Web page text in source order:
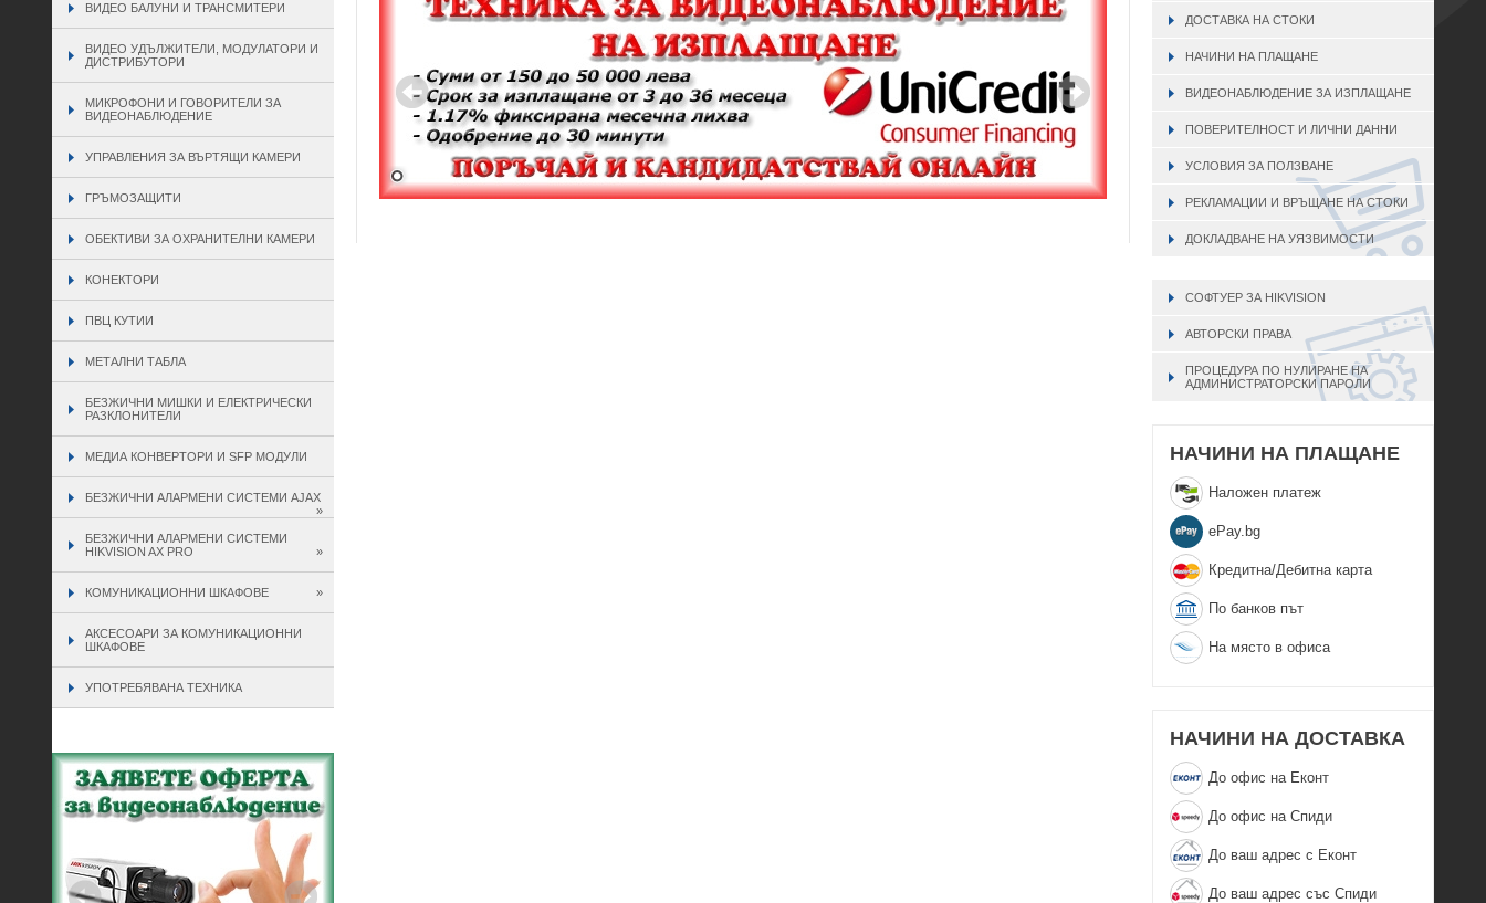
ВИДЕО БАЛУНИ И ТРАНСМИТЕРИ
ВИДЕО УДЪЛЖИТЕЛИ, МОДУЛАТОРИ И
ДИСТРИБУТОРИ
МИКРОФОНИ И ГОВОРИТЕЛИ ЗА
ВИДЕОНАБЛЮДЕНИЕ
УПРАВЛЕНИЯ ЗА ВЪРТЯЩИ КАМЕРИ
ГРЪМОЗАЩИТИ
ОБЕКТИВИ ЗА ОХРАНИТЕЛНИ КАМЕРИ
КОНЕКТОРИ
ПВЦ КУТИИ
МЕТАЛНИ ТАБЛА
БЕЗЖИЧНИ МИШКИ И ЕЛЕКТРИЧЕСКИ
РАЗКЛОНИТЕЛИ
МЕДИА КОНВЕРТОРИ И SFP МОДУЛИ
БЕЗЖИЧНИ АЛАРМЕНИ СИСТЕМИ AJAX
»
БЕЗЖИЧНИ АЛАРМЕНИ СИСТЕМИ
HIKVISION AX PRO
»
КОМУНИКАЦИОННИ ШКАФОВЕ »
АКСЕСОАРИ ЗА КОМУНИКАЦИОННИ
ШКАФОВЕ
УПОТРЕБЯВАНА ТЕХНИКА
ДОСТАВКА НА СТОКИ
НАЧИНИ НА ПЛАЩАНЕ
ВИДЕОНАБЛЮДЕНИЕ ЗА ИЗПЛАЩАНЕ
ПОВЕРИТЕЛНОСТ И ЛИЧНИ ДАННИ
УСЛОВИЯ ЗА ПОЛЗВАНЕ
РЕКЛАМАЦИИ И ВРЪЩАНЕ НА СТОКИ
ДОКЛАДВАНЕ НА УЯЗВИМОСТИ
СОФТУЕР ЗА HIKVISION
АВТОРСКИ ПРАВА
ПРОЦЕДУРА ПО НУЛИРАНЕ НА
АДМИНИСТРАТОРСКИ ПАРОЛИ
НАЧИНИ НА ПЛАЩАНЕ
Наложен платеж
еPay.bg
Кредитна/Дебитна карта
По банков път
На място в офиса
НАЧИНИ НА ДОСТАВКА
До офис на Еконт
До офис на Спиди
До ваш адрес с Еконт
До ваш адрес със Спиди